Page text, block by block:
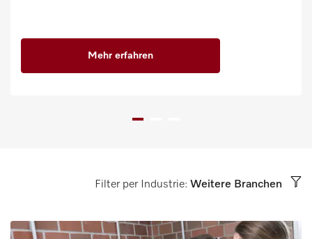
Mehr erfahren
Filter per Industrie: Weitere Branchen